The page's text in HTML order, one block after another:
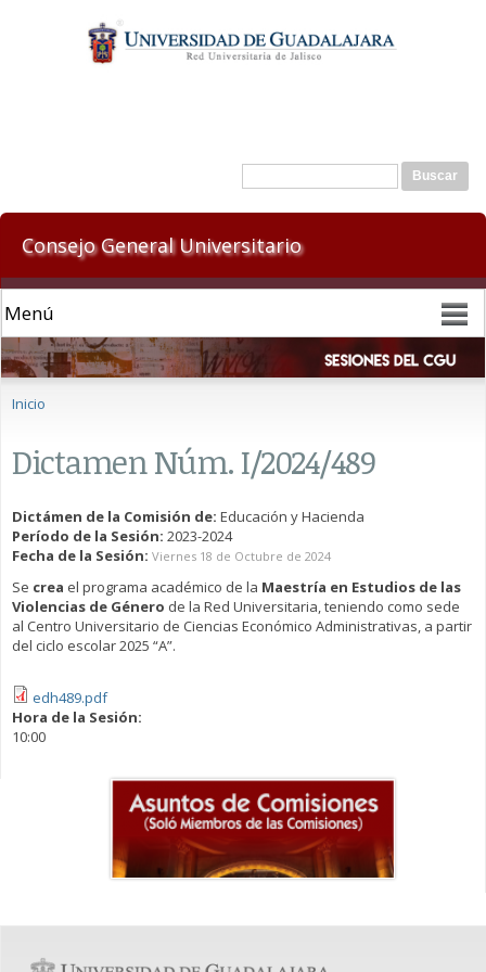
contenido
principal
Formulario de búsqueda
Buscar
Consejo General Universitario
Inicio
Dictamen Núm. I/2024/489
Dictámen de la Comisión de: Educación y Hacienda
Período de la Sesión: 2023-2024
Fecha de la Sesión: Viernes 18 de Octubre de 2024
Se crea el programa académico de la Maestría en Estudios de las
Violencias de Género de la Red Universitaria, teniendo como sede
al Centro Universitario de Ciencias Económico Administrativas, a partir
del ciclo escolar 2025 “A”.
edh489.pdf
Hora de la Sesión:
10:00